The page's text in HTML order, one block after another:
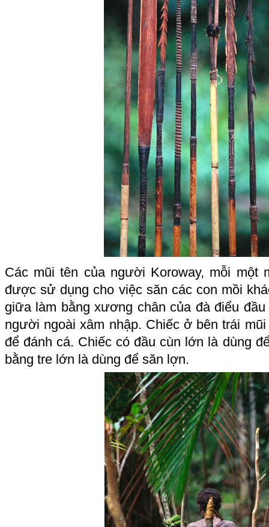
Các mũi tên của người Koroway, mỗi một
được sử dụng cho việc săn các con mồi
giữa làm bằng xương chân của đà điểu
người ngoài xâm nhập. Chiếc ở bên trái
để đánh cá. Chiếc có đầu cùn lớn là dùng
bằng tre lớn là dùng để săn lợn.